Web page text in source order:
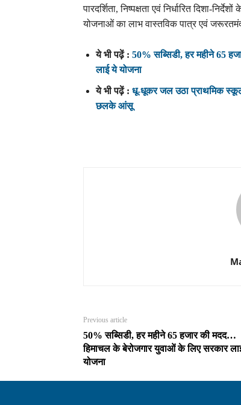
पारदर्शिता, निष्पक्षता एवं निर्धारित दिशा-
योजनाओं का लाभ वास्तविक पात्र एवं
ये भी पढ़ें : 50% सब्सिडी, हर महीने 65
लाई ये योजना
ये भी पढ़ें : धू-धूकर जल उठा प्राथमिक
छलके आंसू
Previous article
50% सब्सिडी, हर महीने 65 हजार की मदद…
हिमाचल के बेरोजगार युवाओं के लिए सरकार
योजना